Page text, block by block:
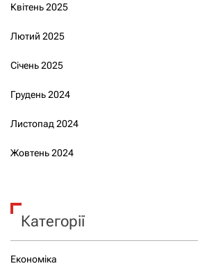
Квітень 2025
Лютий 2025
Січень 2025
Грудень 2024
Листопад 2024
Жовтень 2024
Категорії
Економіка